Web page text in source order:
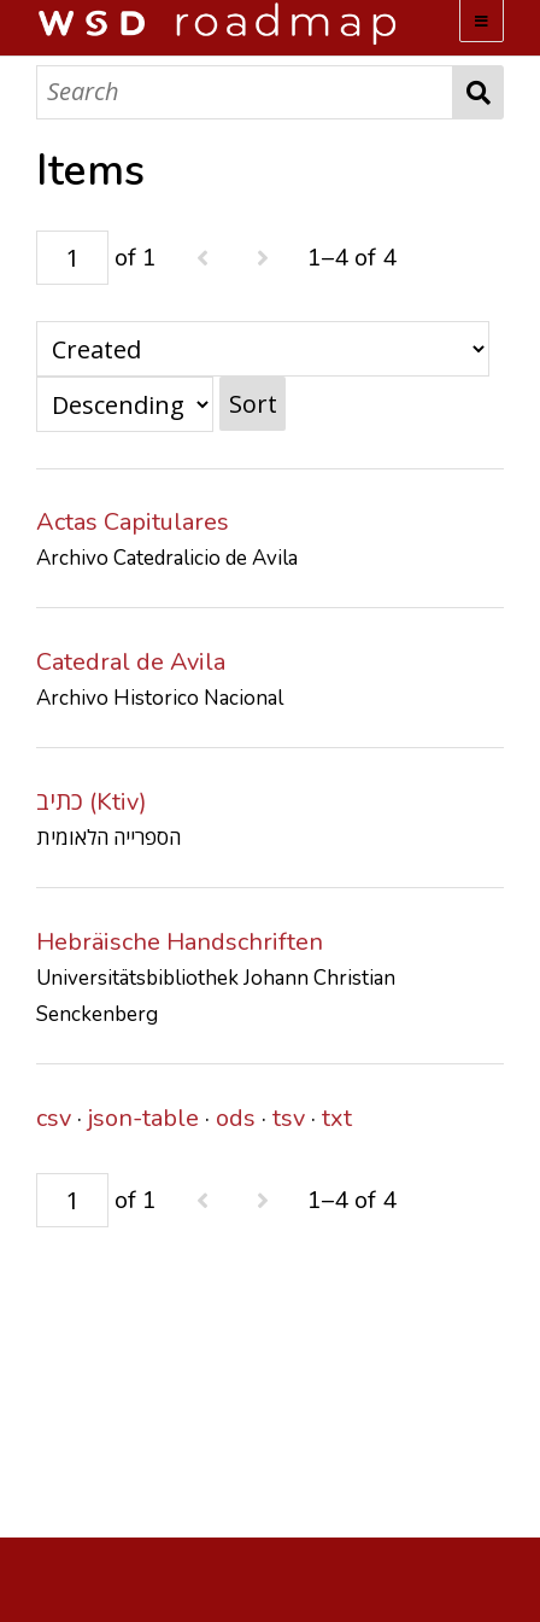
WSD ROADMAP
ABOUT US
ACTIVITIES
COLLECTIONS
CONTACTS
Items
of 1 1–4 of 4
Sort
Actas Capitulares
Archivo Catedralicio de Avila
Catedral de Avila
Archivo Historico Nacional
כתיב (Ktiv)
הספרייה הלאומית
Hebräische Handschriften
Universitätsbibliothek Johann Christian
Senckenberg
csv json-table ods tsv txt
of 1 1–4 of 4